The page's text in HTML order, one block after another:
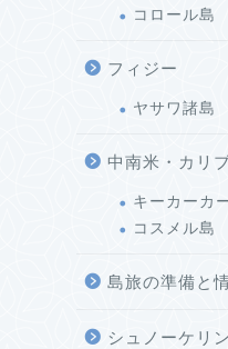
コロール島
フィジー
ヤサワ諸島
中南米・カリ
キーカーカ
コスメル島
島旅の準備と
シュノーケリ